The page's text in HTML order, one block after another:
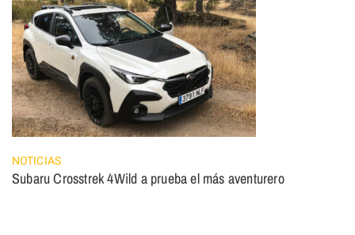
NOTICIAS
Subaru Crosstrek 4Wild a prueba el más aventurero